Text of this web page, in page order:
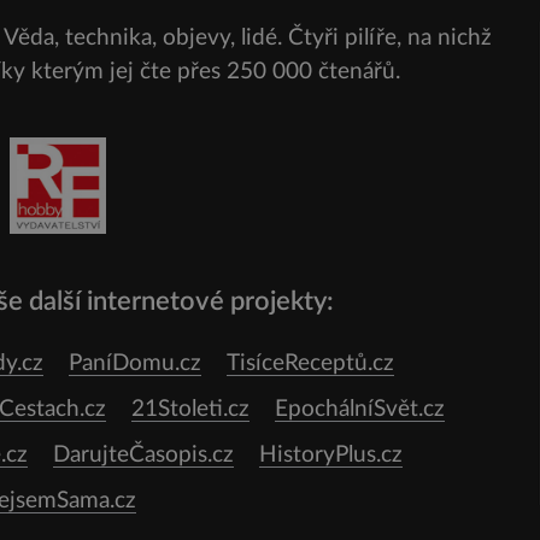
technika, objevy, lidé. Čtyři pilíře, na nichž
kterým jej čte přes 250 000 čtenářů.
další internetové projekty:
PaníDomu.cz
TisíceReceptů.cz
21Stoleti.cz
EpochálníSvět.cz
DarujteČasopis.cz
HistoryPlus.cz